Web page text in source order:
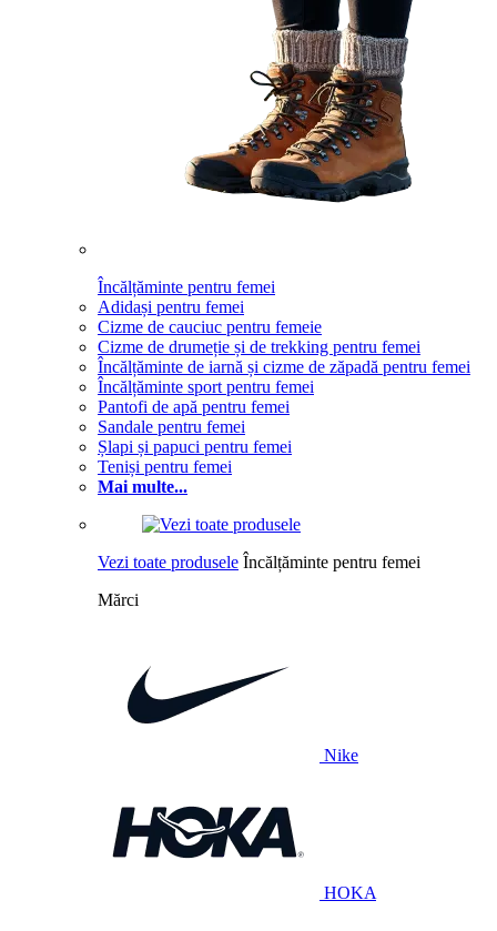
Încălțăminte pentru femei
Adidași pentru femei
Cizme de cauciuc pentru femeie
Cizme de drumeție și de trekking pentru femei
Încălțăminte de iarnă și cizme de zăpadă pentru femei
Încălțăminte sport pentru femei
Pantofi de apă pentru femei
Sandale pentru femei
Șlapi și papuci pentru femei
Teniși pentru femei
Mai multe...
Vezi toate produsele Încălțăminte pentru femei
Mărci
Nike
HOKA